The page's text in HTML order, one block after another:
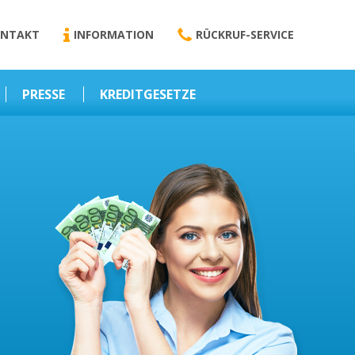
INFORMATION RÜCKRUF-SERVICE
PRESSE KREDITGESETZE
Darlehensvermittlung
Nebenentgelte
Kreditvermittlung
Abweichende
Vereinbarung
Erlaubnis zur
Kreditvermittlung